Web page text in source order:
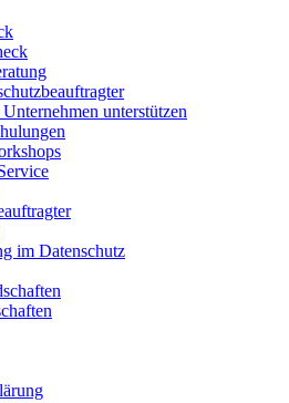
unterstützen
im Datenschutz